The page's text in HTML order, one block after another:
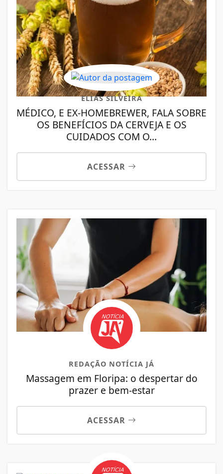
ELIAS SILVEIRA
MÉDICO, E EX-HOMEBREWER, FALA SOBRE
OS BENEFÍCIOS DA CERVEJA E OS
CUIDADOS COM O...
ACESSAR
REDAÇÃO NOTÍCIA JÁ
Massagem em Floripa: o despertar do
prazer e bem-estar
ACESSAR